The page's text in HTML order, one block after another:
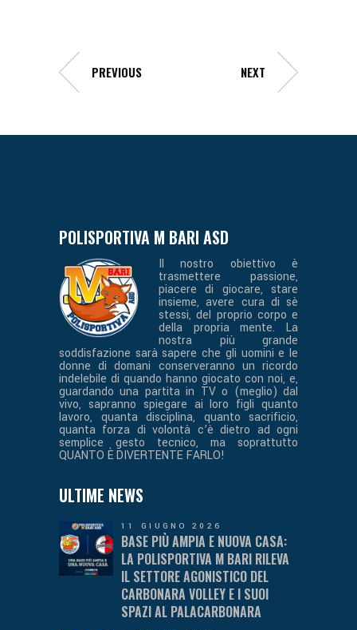
PREVIOUS NEXT
POLISPORTIVA M BARI ASD
Il nostro obiettivo è
trasmettere passione,
piacere di giocare, stare
insieme, avere cura di sè
stessi, del proprio corpo e
della propria mente. La
nostra più grande
soddisfazione sarà sapere che gli uomini e le
donne di domani conserveranno un ricordo
indelebile di quando hanno giocato con noi, e,
guardando una partita in TV o (meglio) dal
vivo, sapranno spiegare ai loro figli quanto
lavoro, quanta disciplina, quanto sacrificio,
quanta forza di volontà c’è dietro ad ogni
semplice gesto tecnico, ma soprattutto
QUANTO È DIVERTENTE FARLO!
ULTIME NEWS
11 GIUGNO 2026
BASE PIÙ AMPIA E NUOVA CASA:
LA POLISPORTIVA M BARI RILEVA
IL SETTORE AGONISTICO DEL
CARBONARA VOLLEY E I SUOI
SPAZI AL PALACARBONARA